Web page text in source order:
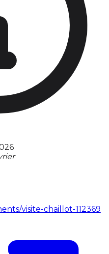
visite-chaillot-112369